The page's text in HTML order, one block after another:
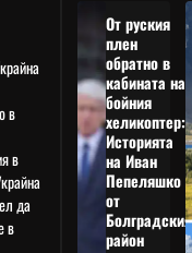
в
в
да
в
От руския
плен
обратно в
кабината на
бойния
хеликоптер:
Историята
на Иван
Пепеляшко
от
Болградския
район